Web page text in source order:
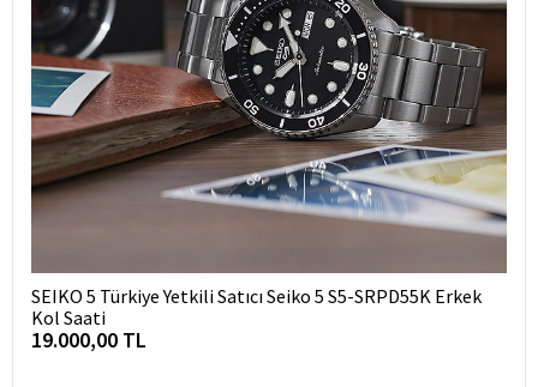
SEIKO 5 Türkiye Yetkili Satıcı Seiko 5 S5-SRPD55K Erkek
Kol Saati
19.000,00 TL